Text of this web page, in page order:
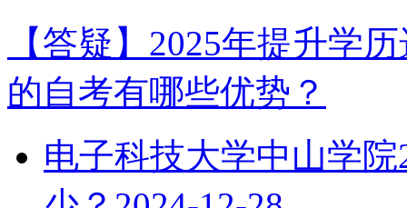
【答疑】2025年提升学
的自考有哪些优势？
电子科技大学中山学